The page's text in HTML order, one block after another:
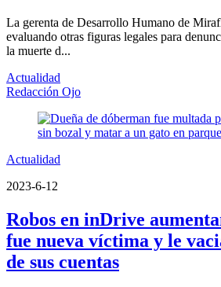
La gerenta de Desarrollo Humano de
evaluando otras figuras legales para
la muerte d...
Actualidad
Redacción Ojo
Actualidad
2023-6-12
Robos en inDrive
fue nueva víctima y le
de sus cuentas